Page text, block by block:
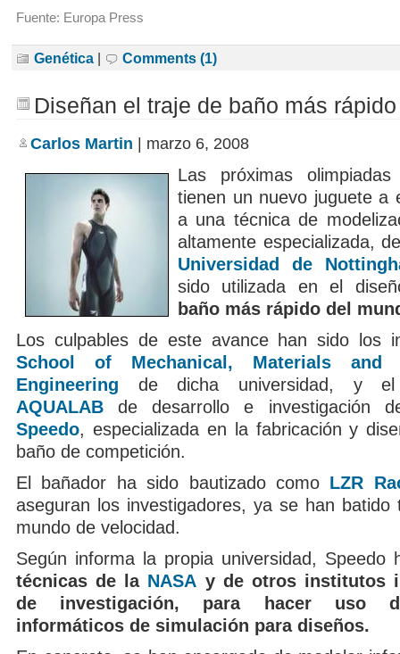
Fuente: Europa Press
Genética | Comments (1)
Diseñan el traje de baño más
Carlos Martin | marzo 6, 2008
Las próximas
tienen un nuevo juguete a
a una técnica de
altamente especializada,
Universidad de
sido utilizada en el
baño más rápido del
Los culpables de este avance han sido los
School of Mechanical, Materials and
Engineering de dicha universidad, y el
AQUALAB de desarrollo e investigación
Speedo, especializada en la fabricación y
baño de competición.
El bañador ha sido bautizado como LZR
aseguran los investigadores, ya se han batido
mundo de velocidad.
Según informa la propia universidad, Speedo
técnicas de la NASA y de otros institutos
de investigación, para hacer uso
informáticos de simulación para diseños.